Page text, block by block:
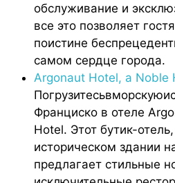
обслуживание и
все это позволяет
поистине
самом сердце города.
Argonaut Hotel, a Noble
Франциско в отеле
Hotel. Этот бутик-
историческом здании
предлагает стильные